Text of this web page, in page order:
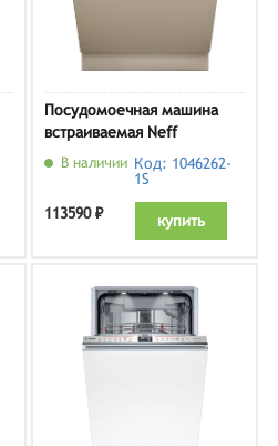
Посудомоечная машина
встраиваемая Neff
S157ECX17E
В наличии Код: 1046262-
1S
113590 ₽
купить